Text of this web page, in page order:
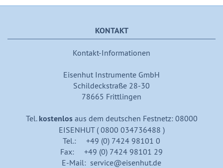
KONTAKT
Kontakt-Informationen
Eisenhut Instrumente GmbH
Schildeckstraße 28-30
78665 Frittlingen
Tel. kostenlosaus dem deutschen Festnetz: 08000
EISENHUT ( 0800 034736488 )
Tel.: +49 (0) 7424 98101 0
Fax: +49 (0) 7424 98101 29
E-Mail: service@eisenhut.de